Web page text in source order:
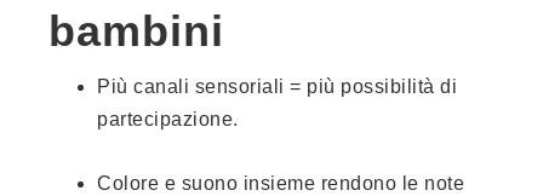
bambini
Più canali sensoriali = più possibilità di
partecipazione.
Colore e suono insieme rendono le note